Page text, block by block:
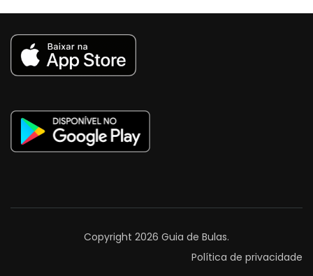
Copyright 2026 Guia de Bulas.
Política de privacidade